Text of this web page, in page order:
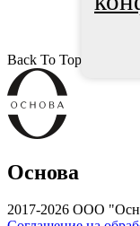
Back To Top
Основа
2017-2026 ООО